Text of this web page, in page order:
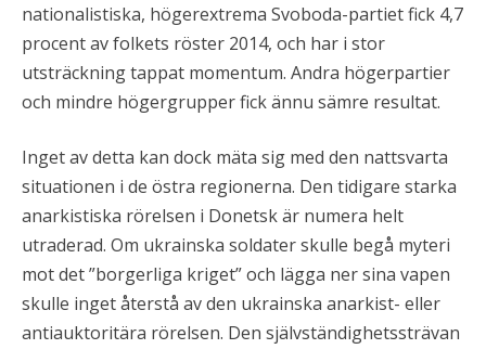
nationalistiska, högerextrema Svoboda-partiet fick 4,7
procent av folkets röster 2014, och har i stor
utsträckning tappat momentum. Andra högerpartier
och mindre högergrupper fick ännu sämre resultat.
Inget av detta kan dock mäta sig med den nattsvarta
situationen i de östra regionerna. Den tidigare starka
anarkistiska rörelsen i Donetsk är numera helt
utraderad. Om ukrainska soldater skulle begå myteri
mot det ”borgerliga kriget” och lägga ner sina vapen
skulle inget återstå av den ukrainska anarkist- eller
antiauktoritära rörelsen. Den självständighetssträvan